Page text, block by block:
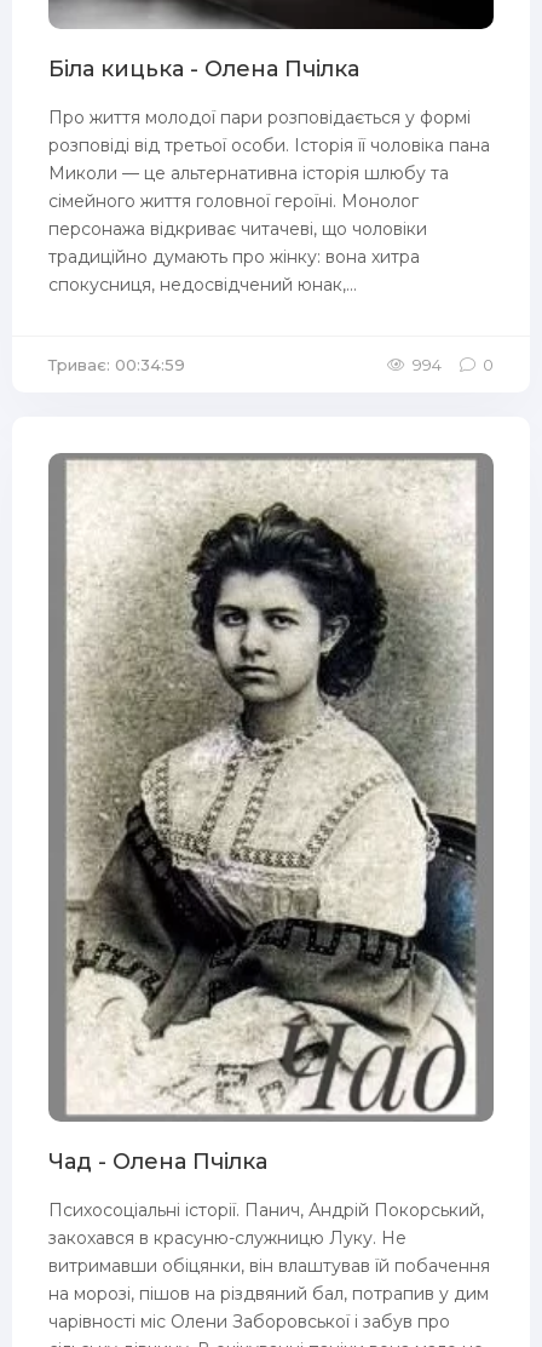
Біла кицька - Олена Пчілка
Про життя молодої пари розповідається у формі
розповіді від третьої особи. Історія її чоловіка пана
Миколи — це альтернативна історія шлюбу та
сімейного життя головної героїні. Монолог
персонажа відкриває читачеві, що чоловіки
традиційно думають про жінку: вона хитра
спокусниця, недосвідчений юнак,...
Триває: 00:34:59 994 0
Чад - Олена Пчілка
Психосоціальні історії. Панич, Андрій Покорський,
закохався в красуню-служницю Луку. Не
витримавши обіцянки, він влаштував їй побачення
на морозі, пішов на різдвяний бал, потрапив у дим
чарівності міс Олени Заборовської і забув про